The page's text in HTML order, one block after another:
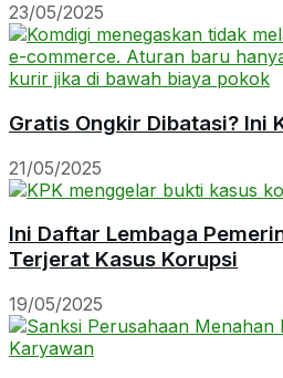
23/05/2025
Gratis Ongkir Dibatasi? Ini
21/05/2025
Ini Daftar Lembaga
Terjerat Kasus Korupsi
19/05/2025